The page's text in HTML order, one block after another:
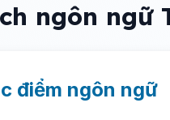
ngôn ngữ
điểm ngôn ngữ